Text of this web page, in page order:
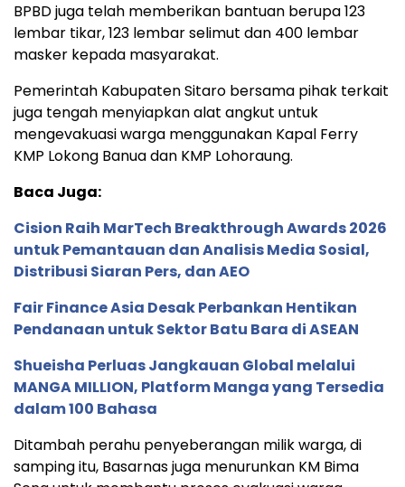
BPBD juga telah memberikan bantuan berupa 123
lembar tikar, 123 lembar selimut dan 400 lembar
masker kepada masyarakat.
Pemerintah Kabupaten Sitaro bersama pihak terkait
juga tengah menyiapkan alat angkut untuk
mengevakuasi warga menggunakan Kapal Ferry
KMP Lokong Banua dan KMP Lohoraung.
Baca Juga:
Cision Raih MarTech Breakthrough Awards 2026
untuk Pemantauan dan Analisis Media Sosial,
Distribusi Siaran Pers, dan AEO
Fair Finance Asia Desak Perbankan Hentikan
Pendanaan untuk Sektor Batu Bara di ASEAN
Shueisha Perluas Jangkauan Global melalui
MANGA MILLION, Platform Manga yang Tersedia
dalam 100 Bahasa
Ditambah perahu penyeberangan milik warga, di
samping itu, Basarnas juga menurunkan KM Bima